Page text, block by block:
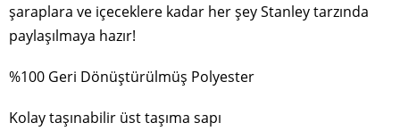
şaraplara ve içeceklere kadar her şey Stanley tarzında
paylaşılmaya hazır!
%100 Geri Dönüştürülmüş Polyester
Kolay taşınabilir üst taşıma sapı